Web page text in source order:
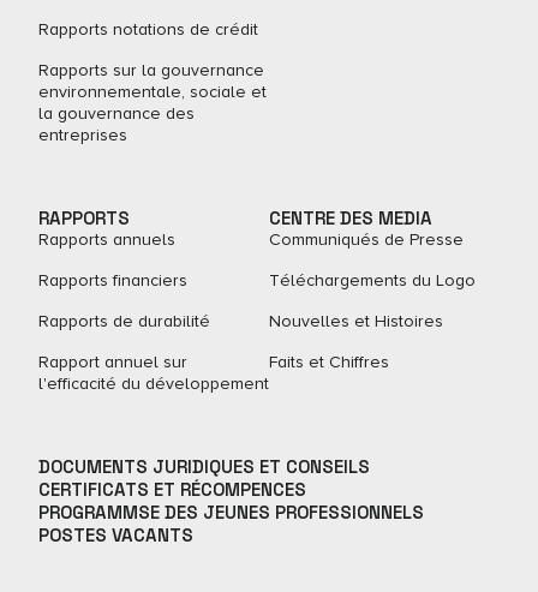
Rapports notations de crédit
Rapports sur la gouvernance
environnementale, sociale et
la gouvernance des
entreprises
RAPPORTS
Rapports annuels
Rapports financiers
Rapports de durabilité
Rapport annuel sur
l'efficacité du développement
CENTRE DES MEDIA
Communiqués de Presse
Téléchargements du Logo
Nouvelles et Histoires
Faits et Chiffres
DOCUMENTS JURIDIQUES ET CONSEILS
CERTIFICATS ET RÉCOMPENCES
PROGRAMMSE DES JEUNES PROFESSIONNELS
POSTES VACANTS